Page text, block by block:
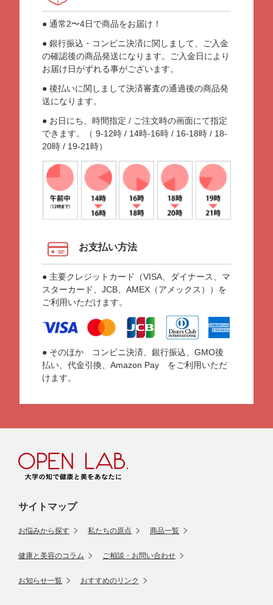
● 通常2〜4日で商品をお届け！
● 銀行振込・コンビニ決済に関しまして、ご入金
の確認後の商品発送になります。ご入金日により
お届け日がずれる事がございます。
● 後払いに関しまして決済審査の通過後の商品発
送になります。
● お日にち、時間指定 / ご注文時の画面にて指定
できます。（ 9-12時 / 14時-16時 / 16-18時 / 18-
20時 / 19-21時）
お支払い方法
● 主要クレジットカード（VISA、ダイナース、マ
スターカード、JCB、AMEX（アメックス））を
ご利用いただけます。
● そのほか コンビニ決済、銀行振込、GMO後
払い、代金引換、Amazon Pay をご利用いただ
けます。
サイトマップ
お悩みから探す 私たちの原点 商品一覧
健康と美容のコラム ご相談・お問い合わせ
お知らせ一覧 おすすめのリンク